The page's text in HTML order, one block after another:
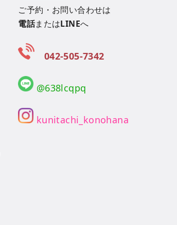
ご予約・お問い合わせは
電話またはLINEへ
042-505-7342
@638lcqpq
kunitachi_konohana